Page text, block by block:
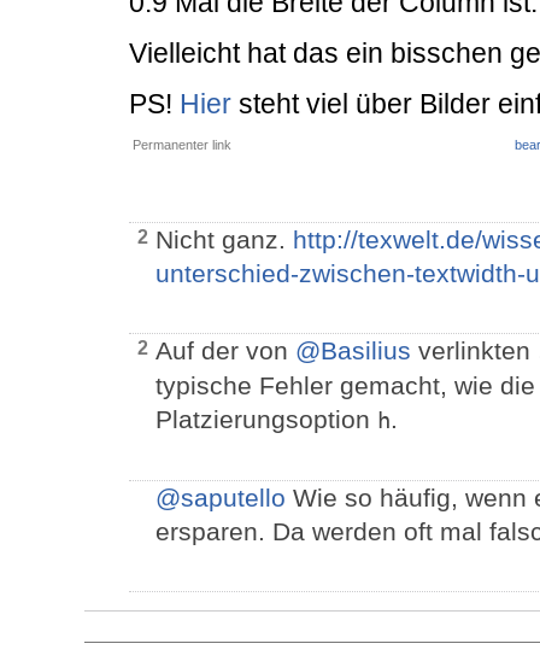
Vielleicht hat das ein bisschen
PS! Hier steht viel über Bilder
Permanenter link
2 Nicht ganz. http://texwelt.de/
unterschied-zwischen-textwidth-
2 Auf der von @Basilius verlinkten
typische Fehler gemacht, wie
Platzierungsoption h.
@saputello Wie so häufig, wenn
ersparen. Da werden oft mal